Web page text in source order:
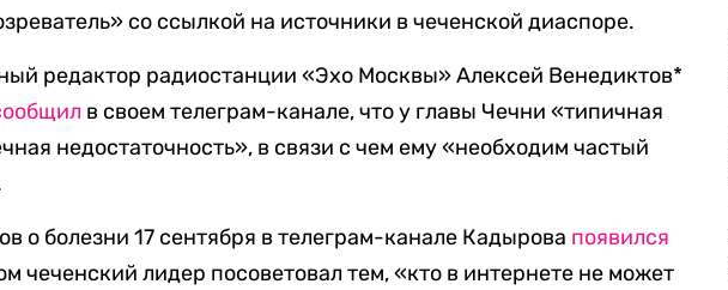
со ссылкой на источники в чеченской диаспоре.
редактор радиостанции «Эхо Москвы» Алексей Венедиктов*
в своем телеграм-канале, что у главы Чечни «типичная
недостаточность», в связи с чем ему «необходим частый
о болезни 17 сентября в телеграм-канале Кадырова появился
чеченский лидер посоветовал тем, «кто в интернете не может